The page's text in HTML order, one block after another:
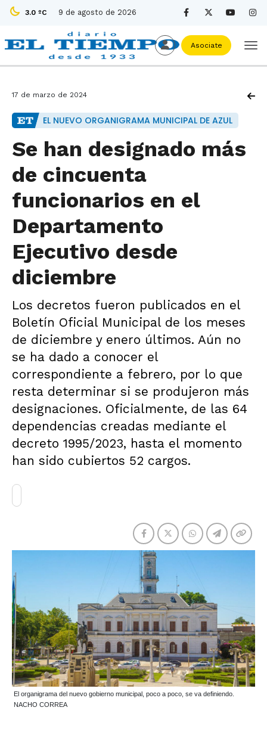
3.0 ºC 9 de agosto de 2026
Asociate
17 de marzo de 2024
EL NUEVO ORGANIGRAMA MUNICIPAL DE AZUL
Se han designado más
de cincuenta
funcionarios en el
Departamento
Ejecutivo desde
diciembre
Los decretos fueron publicados en el
Boletín Oficial Municipal de los meses
de diciembre y enero últimos. Aún no
se ha dado a conocer el
correspondiente a febrero, por lo que
resta determinar si se produjeron más
designaciones. Oficialmente, de las 64
dependencias creadas mediante el
decreto 1995/2023, hasta el momento
han sido cubiertos 52 cargos.
El organigrama del nuevo gobierno municipal, poco a poco, se va definiendo.
NACHO CORREA